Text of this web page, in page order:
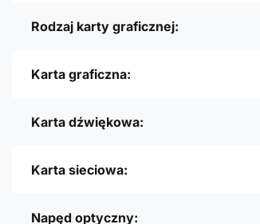
Rodzaj karty graficznej:
Karta graficzna:
Karta dźwiękowa:
Karta sieciowa:
Napęd optyczny: